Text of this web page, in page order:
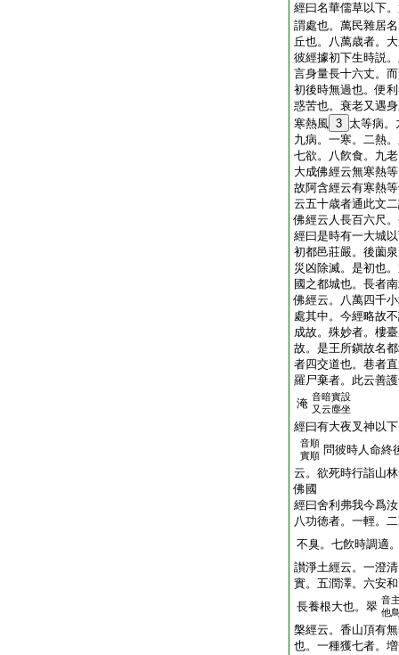
經曰名華儒草以下
謂處也。萬民雜居
丘也。八萬歳者。
彼經據初下生時説
言身量長十六丈。
初後時無過也。便
惑苦也。衰老又遇
寒熱風 3 太等病。
九病。一寒。二熱
七欲。八飮食。九
大成佛經云無寒熱
故阿含經云有寒熱
云五十歳者通此文
佛經云人長百六尺
經曰是時有一大城
初都邑莊嚴。後薗
災凶除滅。是初也
國之都城也。長者
佛經云。八萬四千
處其中。今經略故
成故。殊妙者。樓
故。是王所鎭故名
者四交道也。巷者
羅尸棄者。此云善
淹 音暗實設
又云塵坐
經曰有大夜叉神以
音順
實順 問彼時人命終
云。欲死時行詣山
佛國
經曰舍利弗我今爲
八功徳者。一輕。
不臭。七飮時調適
讃淨土經云。一澄
實。五潤澤。六安
長養根大也。翠 音
他
槃經云。香山頂有
也。一種獲七者。